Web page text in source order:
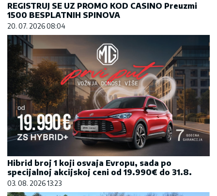
REGISTRUJ SE UZ PROMO KOD CASINO Preuzmi
1500 BESPLATNIH SPINOVA
20. 07. 2026 08:04
Hibrid broj 1 koji osvaja Evropu, sada po
specijalnoj akcijskoj ceni od 19.990€ do 31.8.
03. 08. 2026 13:23